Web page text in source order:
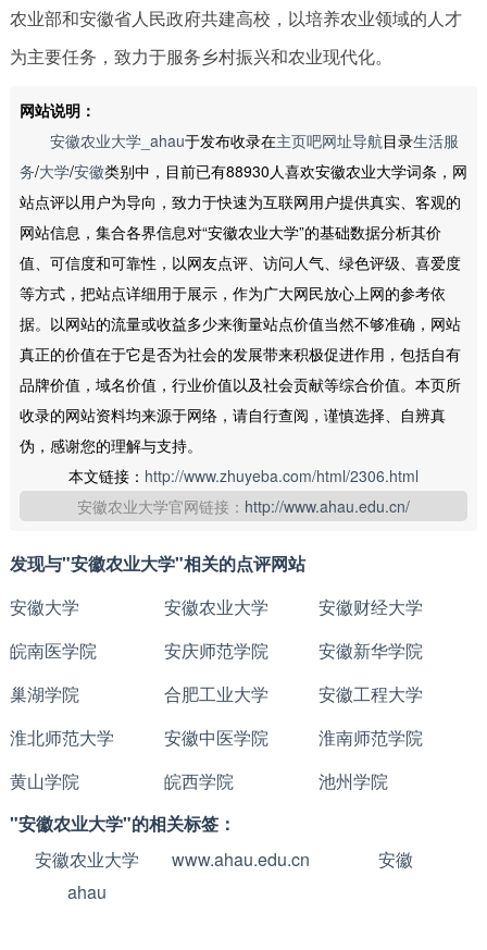
农业部和安徽省人民政府共建高校，以培养农业领域的人才
为主要任务，致力于服务乡村振兴和农业现代化。
网站说明：
安徽农业大学_ahau于发布收录在主页吧网址导航目录生活服
务/大学/安徽类别中，目前已有88930人喜欢安徽农业大学词条，网
站点评以用户为导向，致力于快速为互联网用户提供真实、客观的
网站信息，集合各界信息对“安徽农业大学”的基础数据分析其价
值、可信度和可靠性，以网友点评、访问人气、绿色评级、喜爱度
等方式，把站点详细用于展示，作为广大网民放心上网的参考依
据。以网站的流量或收益多少来衡量站点价值当然不够准确，网站
真正的价值在于它是否为社会的发展带来积极促进作用，包括自有
品牌价值，域名价值，行业价值以及社会贡献等综合价值。本页所
收录的网站资料均来源于网络，请自行查阅，谨慎选择、自辨真
伪，感谢您的理解与支持。
本文链接： http://www.zhuyeba.com/html/2306.html
安徽农业大学官网链接： http://www.ahau.edu.cn/
发现与"安徽农业大学"相关的点评网站
安徽大学
安徽农业大学
安徽财经大学
皖南医学院
安庆师范学院
安徽新华学院
巢湖学院
合肥工业大学
安徽工程大学
淮北师范大学
安徽中医学院
淮南师范学院
黄山学院
皖西学院
池州学院
"安徽农业大学"的相关标签：
安徽农业大学
www.ahau.edu.cn
安徽
ahau